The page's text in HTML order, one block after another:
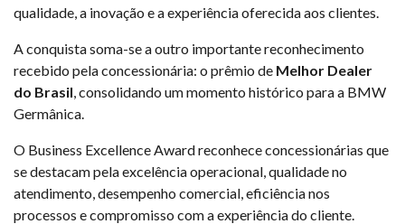
qualidade, a inovação e a experiência oferecida aos clientes.
A conquista soma-se a outro importante reconhecimento
recebido pela concessionária: o prêmio de Melhor Dealer
do Brasil , consolidando um momento histórico para a BMW
Germânica.
O Business Excellence Award reconhece concessionárias que
se destacam pela excelência operacional, qualidade no
atendimento, desempenho comercial, eficiência nos
processos e compromisso com a experiência do cliente.